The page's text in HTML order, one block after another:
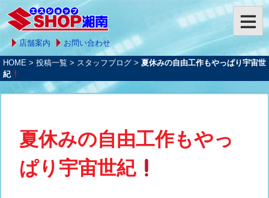
店舗案内 お問い合わせ
HOME > 投稿一覧 > スタッフブログ > 夏休みの自由工作もやっぱり宇宙世
紀
夏休みの自由工作もやっ
ぱり宇宙世紀